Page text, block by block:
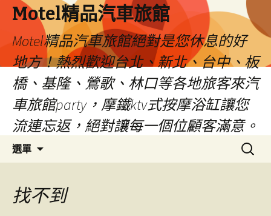
Motel精品汽車旅館
Motel精品汽車旅館絕對是您休息的好
地方！熱烈歡迎台北、新北、台中、板
橋、基隆、鶯歌、林口等各地旅客來汽
車旅館party，摩鐵ktv式按摩浴缸讓您
流連忘返，絕對讓每一個位顧客滿意。
選單
容
搜
尋
找不到